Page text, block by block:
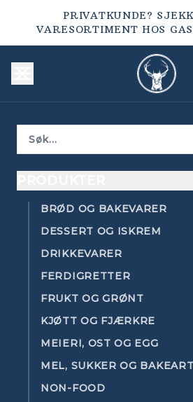
PRIVATKUNDE?
VARESORTIMENT HOS
BRØD OG BAKEVARER
DESSERT OG ISKREM
DRIKKEVARER
FERDIGRETTER
FRUKT OG GRØNT
KJØTT OG FJÆRKRE
MEIERI, OST OG EGG
MEL, SUKKER OG
NON-FOOD